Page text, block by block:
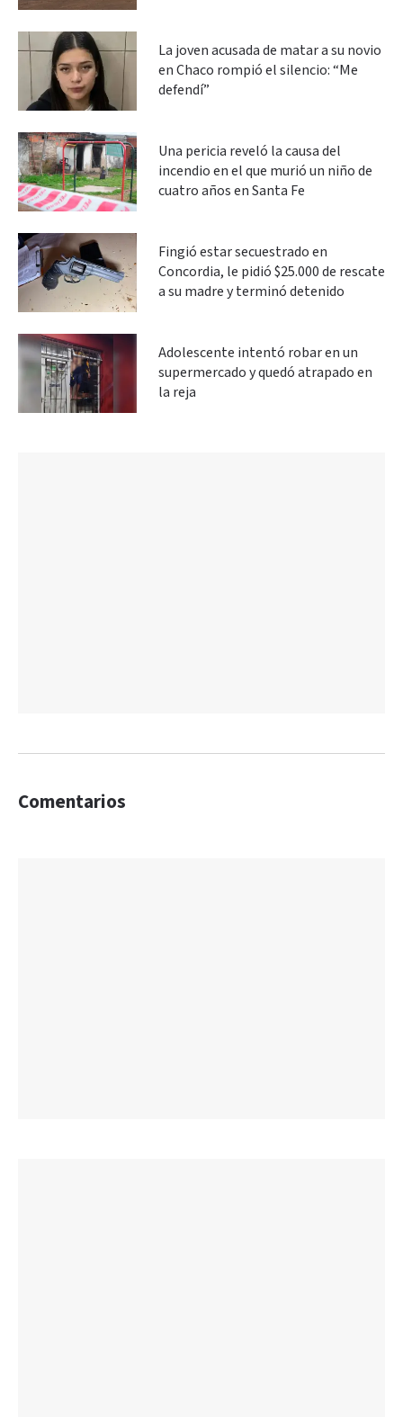
La joven acusada de matar a su novio
en Chaco rompió el silencio: “Me
defendí”
Una pericia reveló la causa del
incendio en el que murió un niño de
cuatro años en Santa Fe
Fingió estar secuestrado en
Concordia, le pidió $25.000 de rescate
a su madre y terminó detenido
Adolescente intentó robar en un
supermercado y quedó atrapado en
la reja
Comentarios